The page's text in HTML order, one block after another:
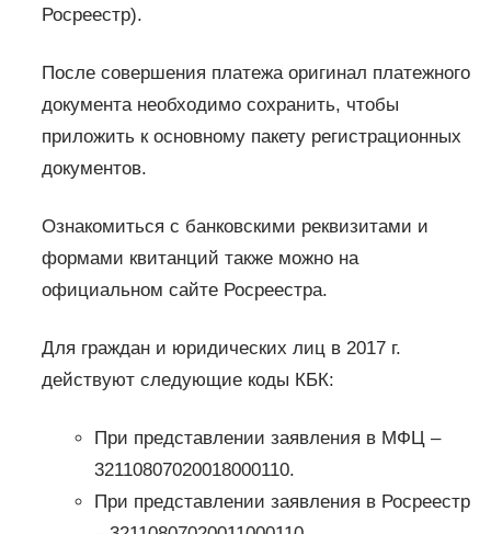
Росреестр).
После совершения платежа оригинал платежного
документа необходимо сохранить, чтобы
приложить к основному пакету регистрационных
документов.
Ознакомиться с банковскими реквизитами и
формами квитанций также можно на
официальном сайте Росреестра.
Для граждан и юридических лиц в 2017 г.
действуют следующие коды КБК:
При представлении заявления в МФЦ –
32110807020018000110.
При представлении заявления в Росреестр